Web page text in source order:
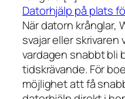
Datorhjälp på plats
När datorn krånglar,
svajar eller skrivaren
vardagen snabbt bli
tidskrävande. För
möjlighet att få